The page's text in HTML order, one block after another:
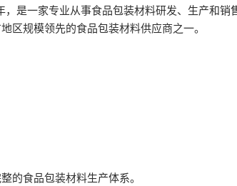
，是一家专业从事食品包装材料研发、生产和销
区规模领先的食品包装材料供应商之一。
的食品包装材料生产体系。